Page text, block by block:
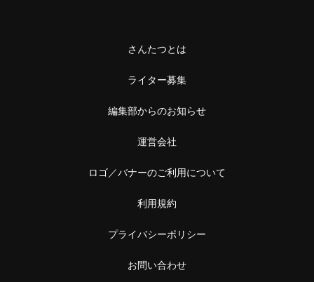
さんたつとは
ライター募集
編集部からのお知らせ
運営会社
ロゴ／バナーのご利用について
利用規約
プライバシーポリシー
お問い合わせ